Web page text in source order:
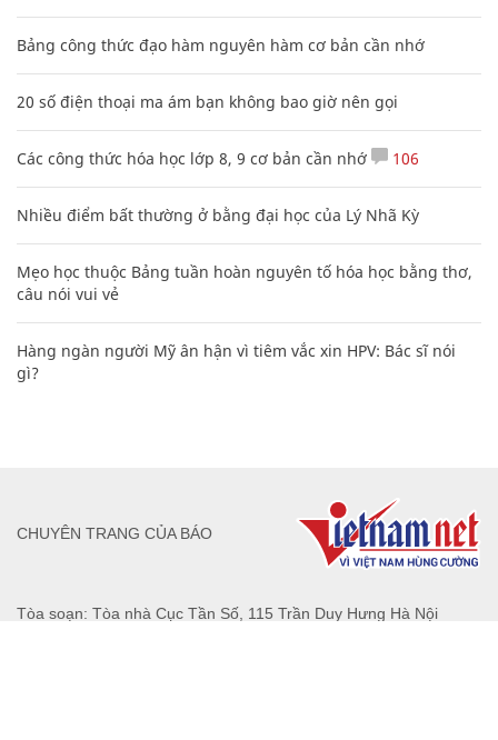
Bảng công thức đạo hàm nguyên hàm cơ bản cần nhớ
20 số điện thoại ma ám bạn không bao giờ nên gọi
Các công thức hóa học lớp 8, 9 cơ bản cần nhớ 106
Nhiều điểm bất thường ở bằng đại học của Lý Nhã Kỳ
Mẹo học thuộc Bảng tuần hoàn nguyên tố hóa học bằng thơ,
câu nói vui vẻ
Hàng ngàn người Mỹ ân hận vì tiêm vắc xin HPV: Bác sĩ nói
gì?
Tòa soạn: Tòa nhà Cục Tần Số, 115 Trần Duy Hưng Hà Nội
CHUYÊN TRANG CỦA BÁO